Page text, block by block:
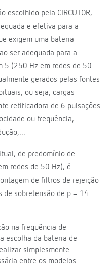
escolhido pela CIRCUTOR,
e efetiva para a
exigem uma bateria
ser adequada para a
5 (250 Hz em redes de 50
gerados pelas fontes
ou seja, cargas
retificadora de 6 pulsações
ou frequência,
de predomínio de
redes de 50 Hz), é
de filtros de rejeição
de sobretensão de p = 14
na frequência de
escolha da bateria de
simplesmente
entre os modelos